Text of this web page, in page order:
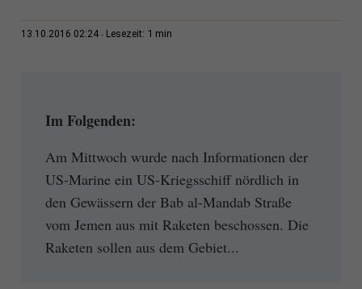
13.10.2016 02:24 Lesezeit: 1 min
Im Folgenden:
Am Mittwoch wurde nach Informationen der
US-Marine ein US-Kriegsschiff nördlich in
den Gewässern der Bab al-Mandab Straße
vom Jemen aus mit Raketen beschossen. Die
Raketen sollen aus dem Gebiet...